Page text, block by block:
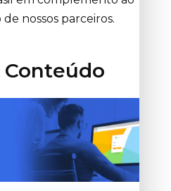
nossos parceiros.
Conteúdo